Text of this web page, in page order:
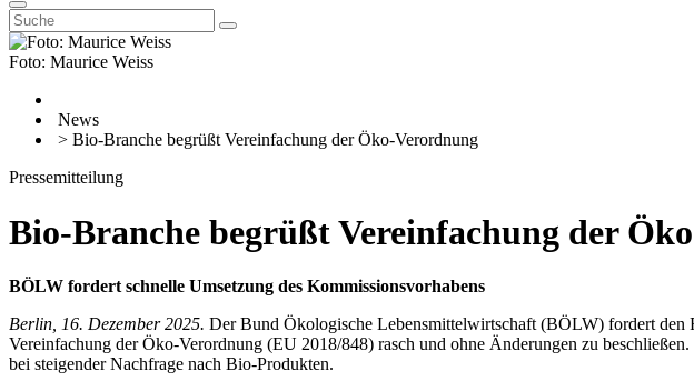
Foto: Maurice Weiss
News
> Bio-Branche begrüßt Vereinfachung der Öko-Verordnung
Pressemitteilung
Bio-Branche begrüßt Vereinfachung der
BÖLW fordert schnelle Umsetzung des Kommissionsvorhabens
Berlin, 16. Dezember 2025. Der Bund Ökologische Lebensmittelwirtschaft (BÖLW) fordert den
Vereinfachung der Öko-Verordnung (EU 2018/848) rasch und ohne Änderungen zu
bei steigender Nachfrage nach Bio-Produkten.